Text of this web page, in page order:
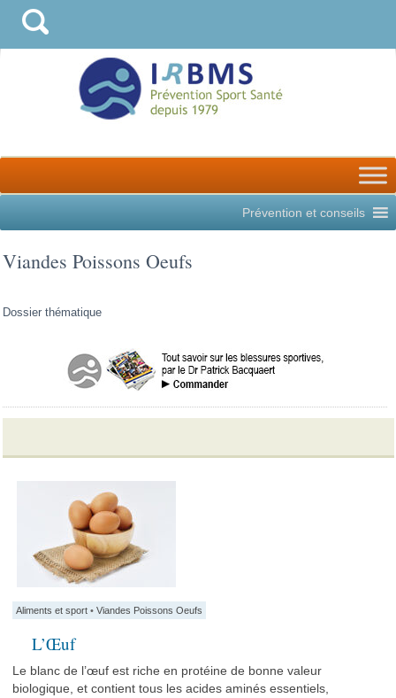
Prévention et conseils
Viandes Poissons Oeufs
Dossier thématique
Aliments et sport •Viandes Poissons Oeufs
L’Œuf
Le blanc de l’œuf est riche en protéine de bonne valeur
biologique, et contient tous les acides aminés essentiels,